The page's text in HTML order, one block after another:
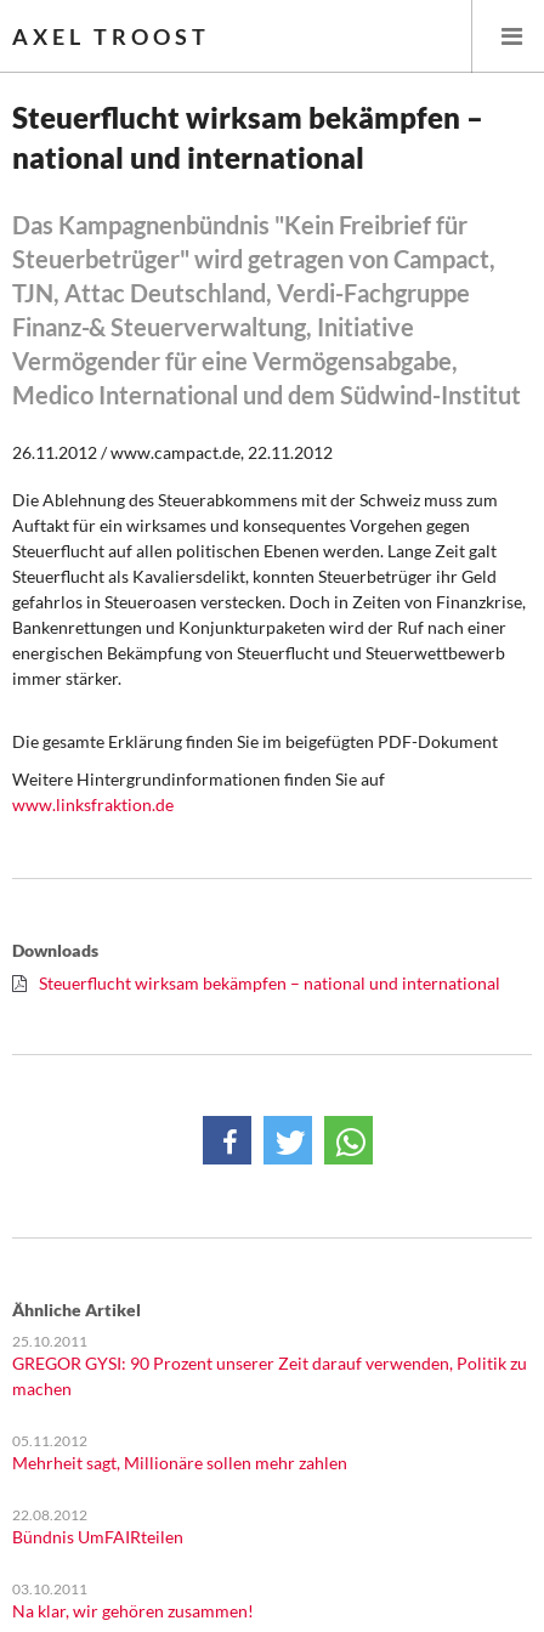
AXEL TROOST
Startseite
Themen
Leitlinien linker Wirtschafts- und Finanzpolitik
Wirtschaftspolitik
Steuer- und Finanzpolitik
Öffentliche Infrastruktur und Daseinsvorsorge
Eurokrise und Griechenland
DIE LINKE
Weitere Themen
Memo-Gruppe
Institut Solidarische Moderne
Rosa-Luxemburg-Stiftung
Steuerflucht wirksam bekämpfen –
national und international
Das Kampagnenbündnis "Kein Freibrief für
Steuerbetrüger" wird getragen von Campact,
TJN, Attac Deutschland, Verdi-Fachgruppe
Finanz-& Steuerverwaltung, Initiative
Vermögender für eine Vermögensabgabe,
Medico International und dem Südwind-Institut
26.11.2012 / www.campact.de, 22.11.2012
Die Ablehnung des Steuerabkommens mit der Schweiz muss zum
Auftakt für ein wirksames und konsequentes Vorgehen gegen
Steuerflucht auf allen politischen Ebenen werden. Lange Zeit galt
Steuerflucht als Kavaliersdelikt, konnten Steuerbetrüger ihr Geld
gefahrlos in Steueroasen verstecken. Doch in Zeiten von Finanzkrise,
Bankenrettungen und Konjunkturpaketen wird der Ruf nach einer
energischen Bekämpfung von Steuerflucht und Steuerwettbewerb
immer stärker.
Die gesamte Erklärung finden Sie im beigefügten PDF-Dokument
Weitere Hintergrundinformationen finden Sie auf
www.linksfraktion.de
Downloads
Steuerflucht wirksam bekämpfen – national und international
Ähnliche Artikel
25.10.2011
GREGOR GYSI: 90 Prozent unserer Zeit darauf verwenden, Politik zu
machen
05.11.2012
Mehrheit sagt, Millionäre sollen mehr zahlen
22.08.2012
Bündnis UmFAIRteilen
03.10.2011
Na klar, wir gehören zusammen!